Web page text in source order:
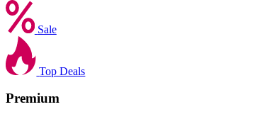
Sale
Top Deals
Premium